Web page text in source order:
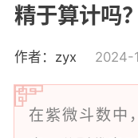
精于算计吗？
作者：zyx 2024-
在紫微斗数中